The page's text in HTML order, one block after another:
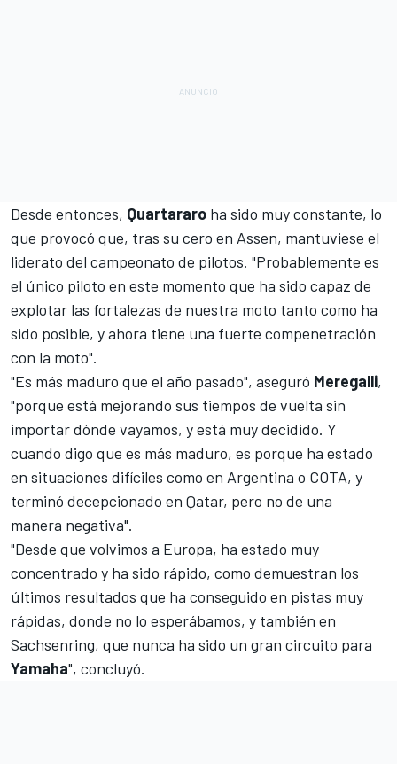
Desde entonces, Quartararo ha sido muy constante, lo
que provocó que, tras su cero en Assen, mantuviese el
liderato del campeonato de pilotos. "Probablemente es
el único piloto en este momento que ha sido capaz de
explotar las fortalezas de nuestra moto tanto como ha
sido posible, y ahora tiene una fuerte compenetración
con la moto".
"Es más maduro que el año pasado", aseguró Meregalli,
"porque está mejorando sus tiempos de vuelta sin
importar dónde vayamos, y está muy decidido. Y
cuando digo que es más maduro, es porque ha estado
en situaciones difíciles como en Argentina o COTA, y
terminó decepcionado en Qatar, pero no de una
manera negativa".
"Desde que volvimos a Europa, ha estado muy
concentrado y ha sido rápido, como demuestran los
últimos resultados que ha conseguido en pistas muy
rápidas, donde no lo esperábamos, y también en
Sachsenring, que nunca ha sido un gran circuito para
Yamaha", concluyó.